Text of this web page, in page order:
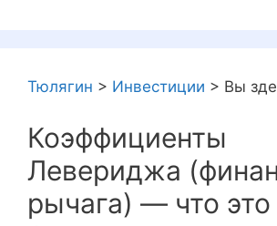
Тюлягин > Инвестиции > Вы
Коэффициенты
Левериджа
рычага) — что это